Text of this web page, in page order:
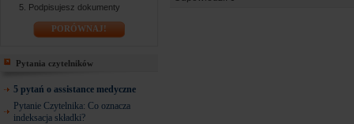
Podpisujesz dokumenty
PORÓWNAJ!
Pytania czytelników
5 pytań o assistance medyczne
Pytanie Czytelnika: Co oznacza
indeksacja składki?